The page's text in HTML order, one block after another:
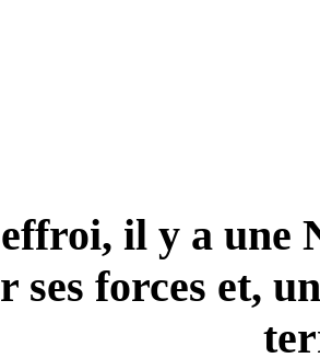
il y a une
ses forces et,